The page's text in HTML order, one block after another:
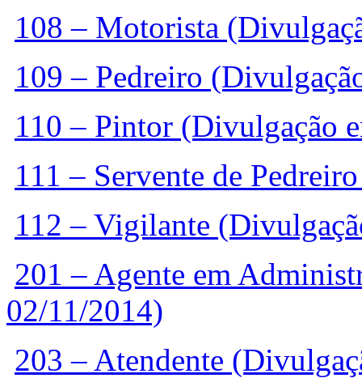
108 – Motorista
109 – Pedreiro
110 – Pintor (Divulgação
111 – Servente de
112 – Vigilante
201 – Agente em
02/11/2014)
203 – Atendente